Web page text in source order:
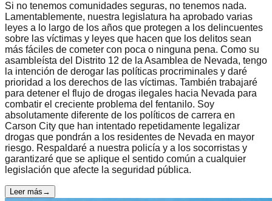
Si no tenemos comunidades seguras, no tenemos nada.
Lamentablemente, nuestra legislatura ha aprobado varias
leyes a lo largo de los años que protegen a los delincuentes
sobre las víctimas y leyes que hacen que los delitos sean
más fáciles de cometer con poca o ninguna pena. Como su
asambleísta del Distrito 12 de la Asamblea de Nevada, tengo
la intención de derogar las políticas procriminales y daré
prioridad a los derechos de las víctimas. También trabajaré
para detener el flujo de drogas ilegales hacia Nevada para
combatir el creciente problema del fentanilo. Soy
absolutamente diferente de los políticos de carrera en
Carson City que han intentado repetidamente legalizar
drogas que pondrán a los residentes de Nevada en mayor
riesgo. Respaldaré a nuestra policía y a los socorristas y
garantizaré que se aplique el sentido común a cualquier
legislación que afecte la seguridad pública.
Leer más →